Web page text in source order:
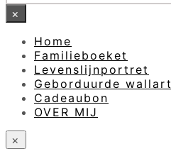
×
Home
Familieboeket
Levenslijnportret
Geborduurde wallart
Cadeaubon
OVER MIJ
×